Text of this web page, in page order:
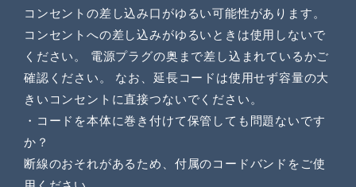
コンセントの差し込み口がゆるい可能性があります。
コンセントへの差し込みがゆるいときは使用しないで
ください。 電源プラグの奥まで差し込まれているかご
確認ください。 なお、延長コードは使用せず容量の大
きいコンセントに直接つないでください。
・コードを本体に巻き付けて保管しても問題ないです
か？
断線のおそれがあるため、付属のコードバンドをご使